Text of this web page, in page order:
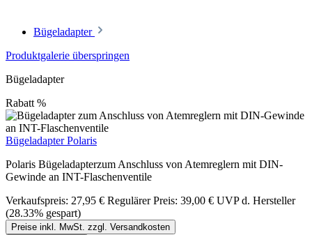
Bügeladapter
Produktgalerie überspringen
Bügeladapter
Rabatt %
Bügeladapter Polaris
Polaris Bügeladapterzum Anschluss von Atemreglern mit DIN-
Gewinde an INT-Flaschenventile
Verkaufspreis: 27,95 € Regulärer Preis: 39,00 € UVP d. Hersteller
(28.33% gespart)
Preise inkl. MwSt. zzgl. Versandkosten